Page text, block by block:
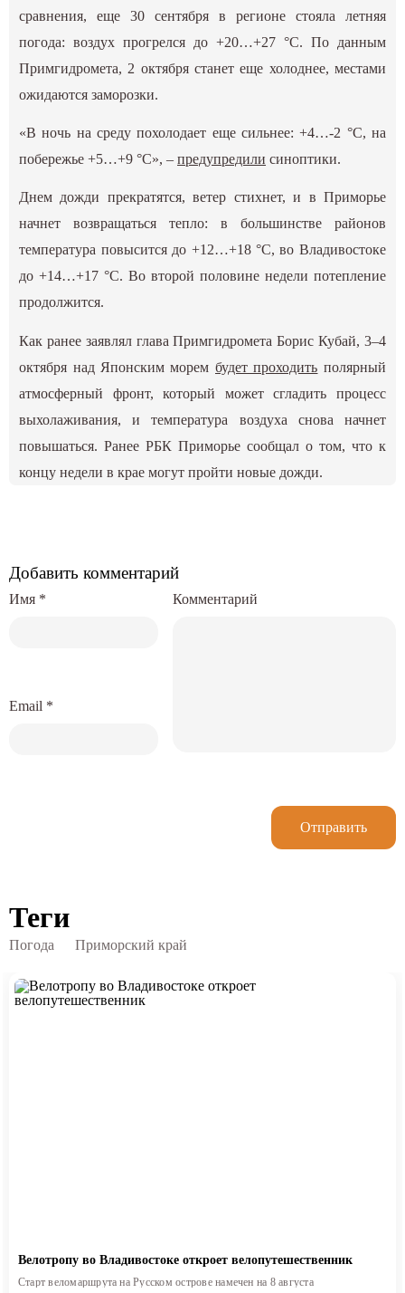
сравнения, еще 30 сентября в регионе стояла летняя
погода: воздух прогрелся до +20…+27 °С. По данным
Примгидромета, 2 октября станет еще холоднее, местами
ожидаются заморозки.
«В ночь на среду похолодает еще сильнее: +4…-2 °С, на
побережье +5…+9 °С», –предупредили синоптики.
Днем дожди прекратятся, ветер стихнет, и в Приморье
начнет возвращаться тепло: в большинстве районов
температура повысится до +12…+18 °С, во Владивостоке
до +14…+17 °С. Во второй половине недели потепление
продолжится.
Как ранее заявлял глава Примгидромета Борис Кубай, 3–4
октября над Японским морем будет проходить полярный
атмосферный фронт, который может сгладить процесс
выхолаживания, и температура воздуха снова начнет
повышаться. Ранее РБК Приморье сообщал о том, что к
концу недели в крае могут пройти новые дожди.
Добавить комментарий
Комментарий
Имя *
Email *
Отправить
Теги
Погода Приморский край
Велотропу во Владивостоке откроет велопутешественник
Старт веломаршрута на Русском острове намечен на 8 августа